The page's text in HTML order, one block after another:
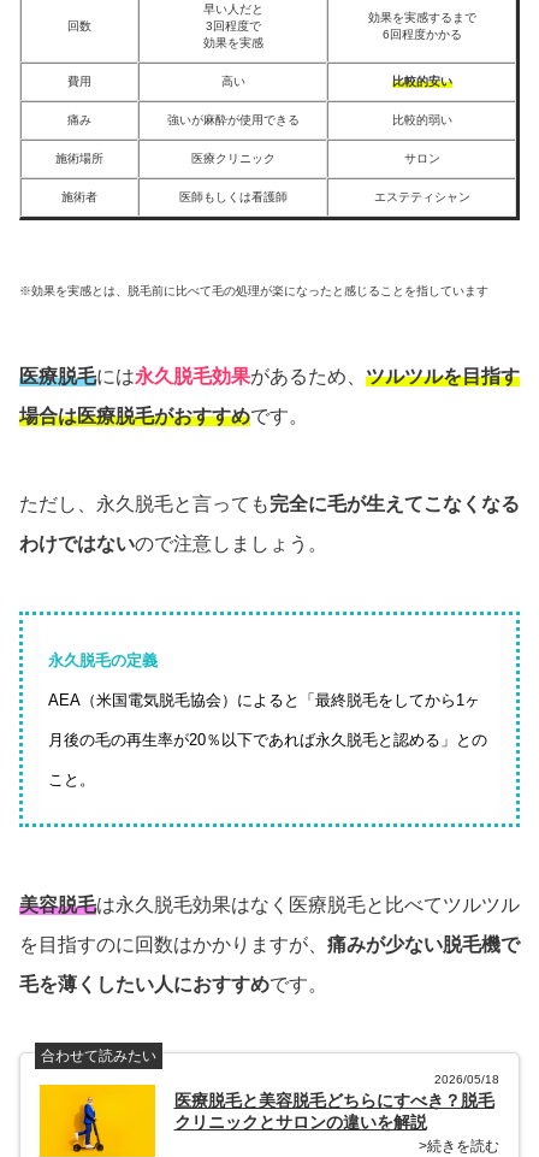
回数
早い人だと
3回程度で
効果を実感
効果を実感するまで
6回程度かかる
費用 高い 比較的安い
痛み 強いが麻酔が使用できる 比較的弱い
施術場所 医療クリニック サロン
施術者 医師もしくは看護師 エステティシャン
※効果を実感とは、脱毛前に比べて毛の処理が楽になったと感じることを指しています
医療脱毛には永久脱毛効果があるため、 ツルツルを目指す
場合は医療脱毛がおすすめです。
ただし、永久脱毛と言っても完全に毛が生えてこなくなる
わけではないので注意しましょう。
永久脱毛の定義
AEA（米国電気脱毛協会）によると「最終脱毛をしてから1ヶ
月後の毛の再生率が20％以下であれば永久脱毛と認める」との
こと。
美容脱毛は永久脱毛効果はなく医療脱毛と比べてツルツル
を目指すのに回数はかかりますが、 痛みが少ない脱毛機で
毛を薄くしたい人におすすめです。
合わせて読みたい
2026/05/18
医療脱毛と美容脱毛どちらにすべき？脱毛
クリニックとサロンの違いを解説
>続きを読む